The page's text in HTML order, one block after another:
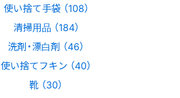
使い捨て手袋 （108）
清掃用品 （184）
洗剤・漂白剤 （46）
使い捨てフキン （40）
靴 （30）